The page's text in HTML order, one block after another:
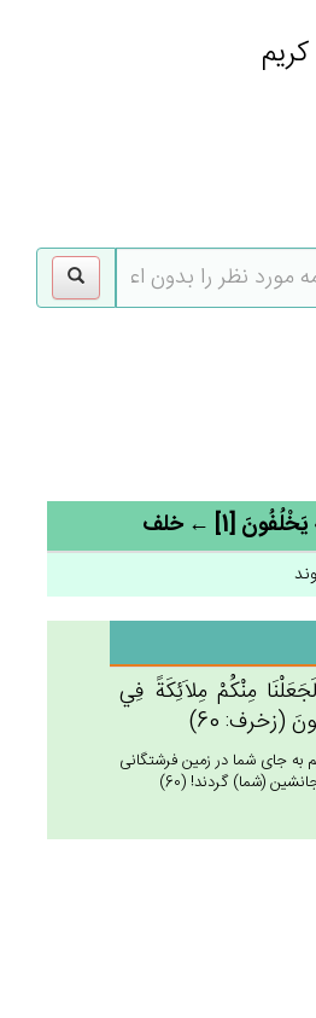
مِنْكُمْ‌ مِلاَئِكَة‌ً فِي‌
(زخرف: 60)
به جاى شما در زمين فرشتگانى
(شما) گردند! (60)